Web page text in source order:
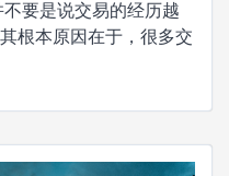
要是说交易的经历越
根本原因在于，很多交